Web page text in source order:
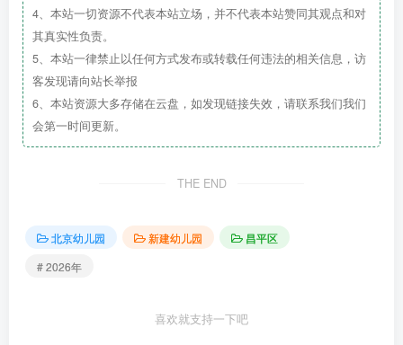
4、本站一切资源不代表本站立场，并不代表本站赞同其观点和对
其真实性负责。
5、本站一律禁止以任何方式发布或转载任何违法的相关信息，访
客发现请向站长举报
6、本站资源大多存储在云盘，如发现链接失效，请联系我们我们
会第一时间更新。
THE END
北京幼儿园 新建幼儿园
昌平区
# 2026年
喜欢就支持一下吧